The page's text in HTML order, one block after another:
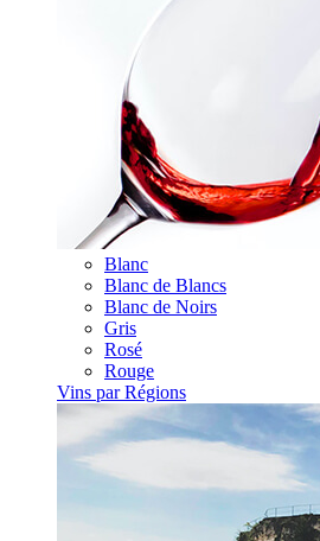
Blanc
Blanc de Blancs
Blanc de Noirs
Gris
Rosé
Rouge
Vins par Régions